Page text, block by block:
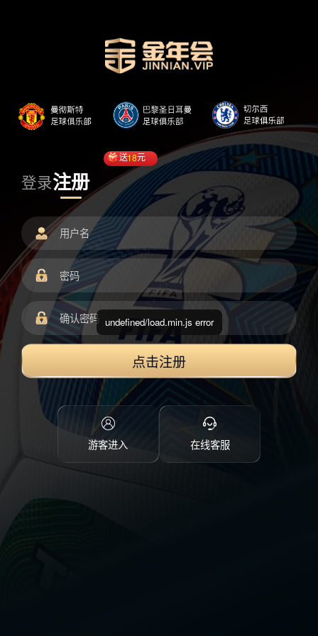
登录注册
送18元
点击注册
游客进入 在线客服
undefined/load.min.js error